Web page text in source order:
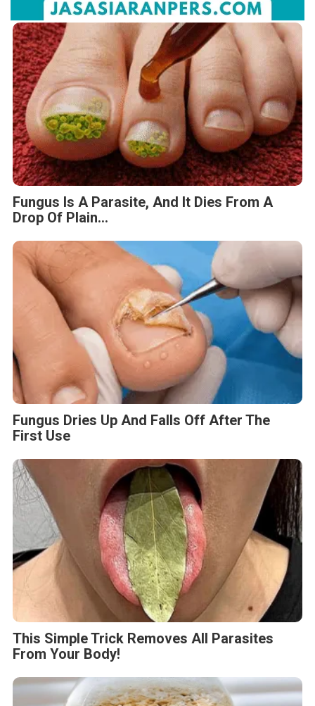
Fungus Is A Parasite, And It Dies From A
Drop Of Plain...
Fungus Dries Up And Falls Off After The
First Use
This Simple Trick Removes All Parasites
From Your Body!